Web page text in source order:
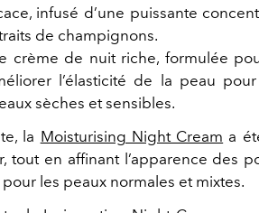
infusé d’une puissante
de champignons.
e crème de nuit riche, formulée
l’élasticité de la peau
sèches et sensibles.
la Moisturising Night Cream a
tout en affinant l’apparence des
les peaux normales et mixtes.